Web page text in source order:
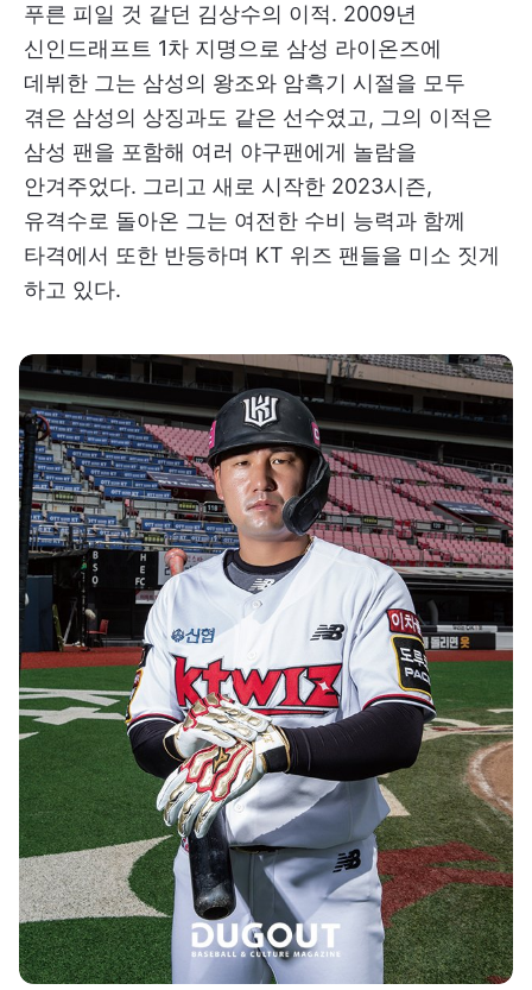
푸른 피일 것 같던 김상수의 이적. 2009년
신인드래프트 1차 지명으로 삼성 라이온즈에
데뷔한 그는 삼성의 왕조와 암흑기 시절을 모두
겪은 삼성의 상징과도 같은 선수였고, 그의 이적은
삼성 팬을 포함해 여러 야구팬에게 놀람을
안겨주었다. 그리고 새로 시작한 2023시즌,
유격수로 돌아온 그는 여전한 수비 능력과 함께
타격에서 또한 반등하며 KT 위즈 팬들을 미소 짓게
하고 있다.